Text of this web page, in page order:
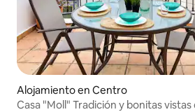
Alojamiento en Centro
Casa "Moll" Tradición y bonitas